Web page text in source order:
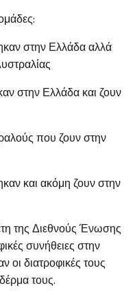
στην Ελλάδα αλλά
στην Ελλάδα και ζουν
που ζουν στην
και ακόμη ζουν στην
της Διεθνούς Ένωσης
συνήθειες στην
οι διατροφικές τους
τους.